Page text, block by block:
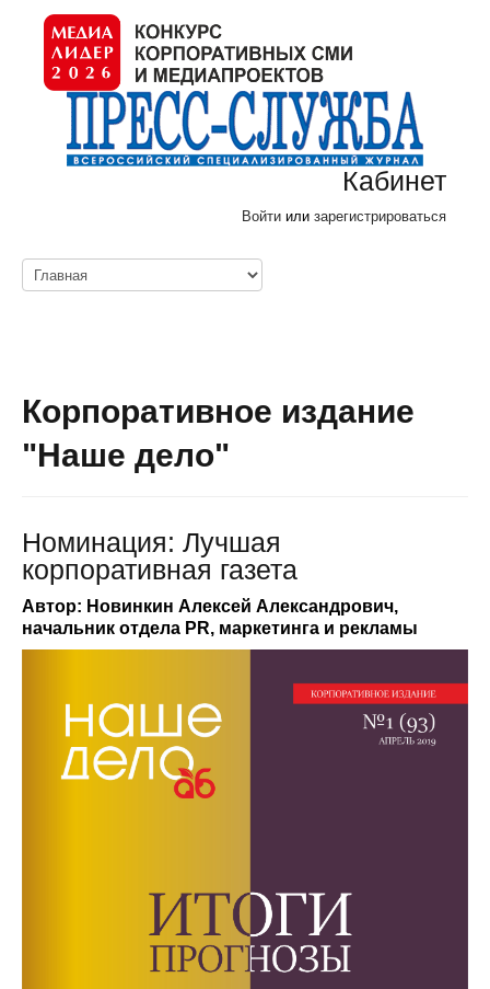
Кабинет
Войти или зарегистрироваться
Корпоративное издание
"Наше дело"
Номинация: Лучшая
корпоративная газета
Автор: Новинкин Алексей Александрович,
начальник отдела PR, маркетинга и рекламы